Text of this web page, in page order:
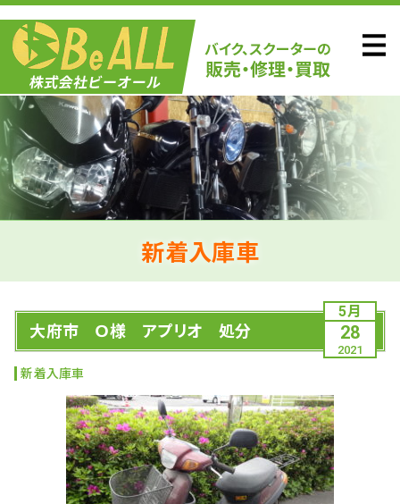
新着入庫車
5月
28
2021
大府市 Ｏ様 アプリオ 処分
新着入庫車